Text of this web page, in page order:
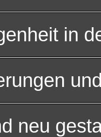
in
neu